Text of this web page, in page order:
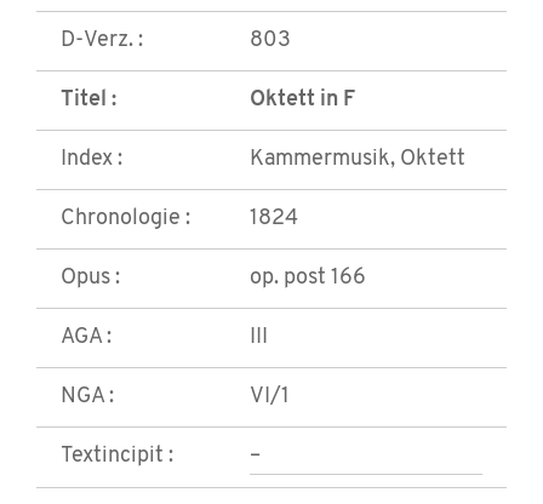
D-Verz. : 803
Titel : Oktett in F
Index : Kammermusik, Oktett
Chronologie : 1824
Opus : op. post 166
AGA : III
NGA : VI/1
Textincipit : –